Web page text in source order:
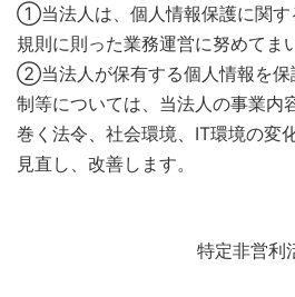
①当法人は、個人情報保護に関す
規則に則った業務運営に努めてま
②当法人が保有する個人情報を保
制等については、当法人の事業内
巻く法令、社会環境、IT環境の変
見直し、改善します。
特定非営利